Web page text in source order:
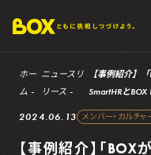
ホー
ム
ニュースリ
リース
【事例紹介】
SmartHRと
2024.06.13 メンバー・カルチャ
【事例紹介】「